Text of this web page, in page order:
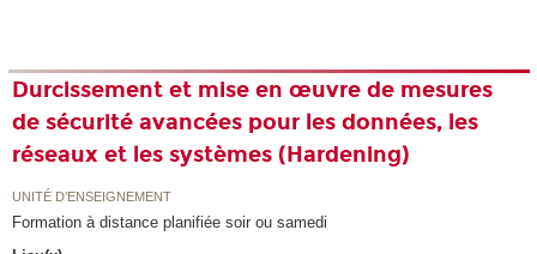
Durcissement et mise en œuvre de mesures
de sécurité avancées pour les données, les
réseaux et les systèmes (Hardening)
UNITÉ D’ENSEIGNEMENT
Formation à distance planifiée soir ou samedi